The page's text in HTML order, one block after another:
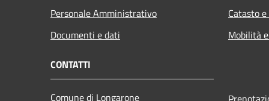
Personale Amministrativo
Documenti e dati
Catasto
Mobilità
CONTATTI
Comune di Longarone